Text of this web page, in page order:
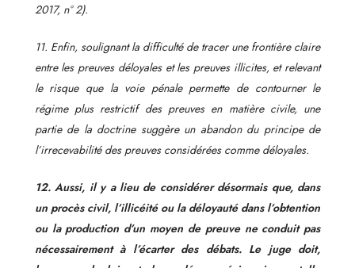
2017, n° 2).
11. Enfin, soulignant la difficulté de tracer une frontière claire
entre les preuves déloyales et les preuves illicites, et relevant
le risque que la voie pénale permette de contourner le
régime plus restrictif des preuves en matière civile, une
partie de la doctrine suggère un abandon du principe de
l’irrecevabilité des preuves considérées comme déloyales.
12. Aussi, il y a lieu de considérer désormais que, dans
un procès civil, l’illicéité ou la déloyauté dans l’obtention
ou la production d’un moyen de preuve ne conduit pas
nécessairement à l’écarter des débats. Le juge doit,